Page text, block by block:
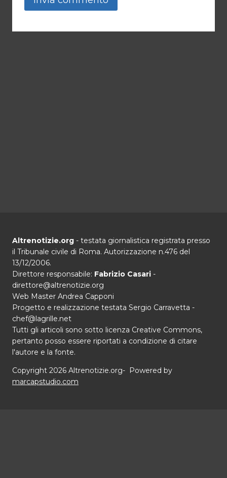
Altrenotizie.org - testata giornalistica registrata presso
il Tribunale civile di Roma. Autorizzazione n.476 del
13/12/2006.
Direttore responsabile: Fabrizio Casari -
direttore@altrenotizie.org
Web Master Andrea Capponi
Progetto e realizzazione testata Sergio Carravetta -
chef@lagrille.net
Tutti gli articoli sono sotto licenza Creative Commons,
pertanto posso essere riportati a condizione di citare
l'autore e la fonte.
Copyright 2026 Altrenotizie.org- Powered by
marcapstudio.com